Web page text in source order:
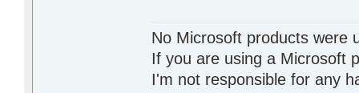
No Microsoft products were
If you are using a Microsoft
I'm not responsible for any